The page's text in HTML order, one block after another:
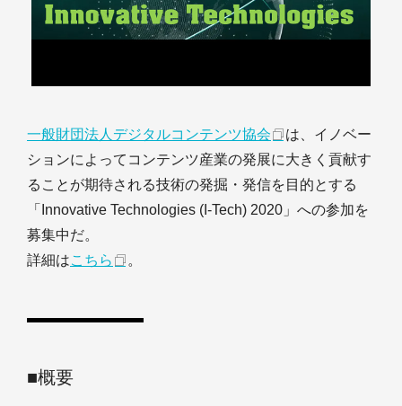
一般財団法人デジタルコンテンツ協会
は、イノベー
ションによってコンテンツ産業の発展に大きく貢献す
ることが期待される技術の発掘・発信を目的とする
「Innovative Technologies (I-Tech) 2020」への参加を
募集中だ。
詳細はこちら 。
■概要